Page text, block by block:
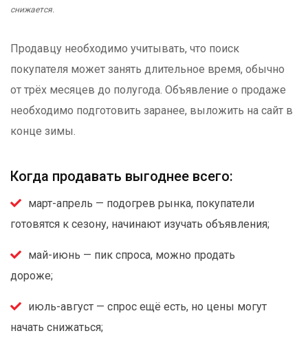
снижается.
Продавцу необходимо учитывать, что поиск
покупателя может занять длительное время, обычно
от трёх месяцев до полугода. Объявление о продаже
необходимо подготовить заранее, выложить на сайт в
конце зимы.
Когда продавать выгоднее всего:
март-апрель — подогрев рынка, покупатели
готовятся к сезону, начинают изучать объявления;
май-июнь — пик спроса, можно продать
дороже;
июль-август — спрос ещё есть, но цены могут
начать снижаться;